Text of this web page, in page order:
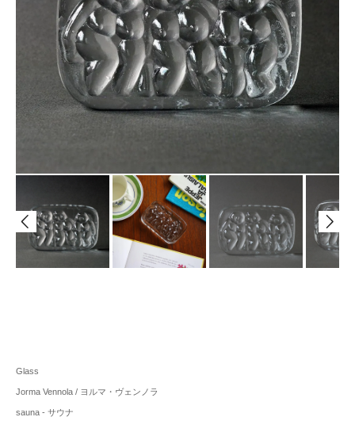
Glass
Jorma Vennola / ヨルマ・ヴェンノラ
sauna - サウナ